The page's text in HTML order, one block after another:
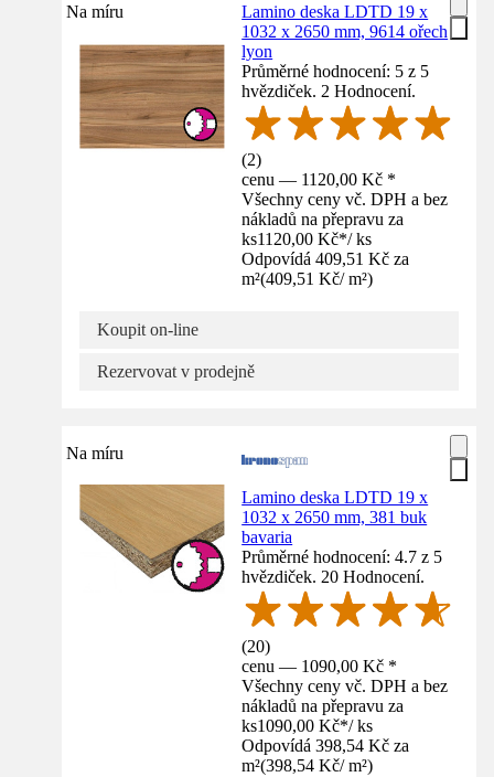
Na míru
Lamino deska LDTD 19 x
1032 x 2650 mm, 9614 ořech
lyon
Průměrné hodnocení: 5 z 5
hvězdiček. 2 Hodnocení.
(2)
cenu — 1120,00 Kč *
Všechny ceny vč. DPH a bez
nákladů na přepravu za
ks1120,00 Kč*/ ks
Odpovídá 409,51 Kč za
m²(409,51 Kč/ m²)
Koupit on-line
Rezervovat v prodejně
Na míru
Lamino deska LDTD 19 x
1032 x 2650 mm, 381 buk
bavaria
Průměrné hodnocení: 4.7 z 5
hvězdiček. 20 Hodnocení.
(20)
cenu — 1090,00 Kč *
Všechny ceny vč. DPH a bez
nákladů na přepravu za
ks1090,00 Kč*/ ks
Odpovídá 398,54 Kč za
m²(398,54 Kč/ m²)